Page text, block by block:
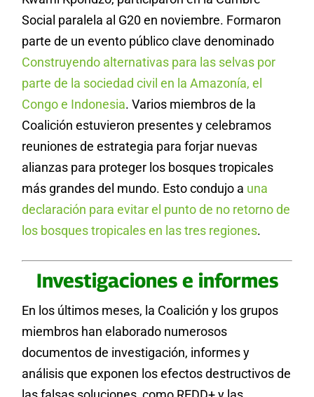
Social paralela al G20 en noviembre. Formaron
parte de un evento público clave denominado
Construyendo alternativas para las selvas por
parte de la sociedad civil en la Amazonía, el
Congo e Indonesia. Varios miembros de la
Coalición estuvieron presentes y celebramos
reuniones de estrategia para forjar nuevas
alianzas para proteger los bosques tropicales
más grandes del mundo. Esto condujo a una
declaración para evitar el punto de no retorno de
los bosques tropicales en las tres regiones.
Investigaciones e informes
En los últimos meses, la Coalición y los grupos
miembros han elaborado numerosos
documentos de investigación, informes y
análisis que exponen los efectos destructivos de